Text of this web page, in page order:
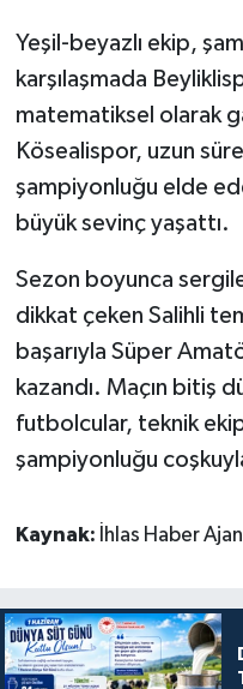
Yeşil-beyazlı ekip,
karşılaşmada
matematiksel olarak
Kösealispor, uzun
şampiyonluğu elde
büyük sevinç yaşattı.
Sezon boyunca
dikkat çeken Salihli
başarıyla Süper
kazandı. Maçın bitiş
futbolcular, teknik
şampiyonluğu
Kaynak: İhlas Haber